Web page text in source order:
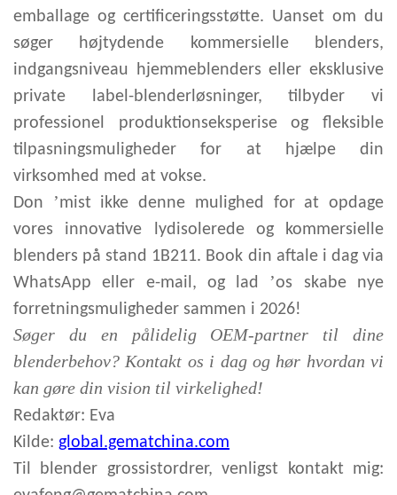
emballage og certificeringsstøtte. Uanset om du
søger højtydende kommersielle blenders,
indgangsniveau hjemmeblenders eller eksklusive
private label-blenderløsninger, tilbyder vi
professionel produktionseksperise og fleksible
tilpasningsmuligheder for at hjælpe din
virksomhed med at vokse.
Don ’mist ikke denne mulighed for at opdage
vores innovative lydisolerede og kommersielle
blenders på stand 1B211. Book din aftale i dag via
WhatsApp eller e-mail, og lad ’os skabe nye
forretningsmuligheder sammen i 2026!
Søger du en pålidelig OEM-partner til dine
blenderbehov? Kontakt os i dag og hør hvordan vi
kan gøre din vision til virkelighed!
Redaktør: Eva
Kilde: global.gematchina.com
Til
blender grossistordrer, venligst kontakt mig: